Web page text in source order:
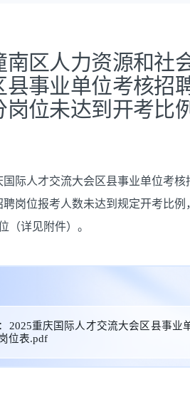
南区人力资源和社
县事业单位考核招
岗位未达到开考比
国际人才交流大会区县事业单位考
聘岗位报考人数未达到规定开考比
（详见附件）。
2025重庆国际人才交流大会区县事
位表.pdf